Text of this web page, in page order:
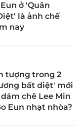
ở 'Quân
là ảnh chế
nay
tượng trong 2
bất diệt' mới
chê Lee Min
Eun nhạt nhòa?